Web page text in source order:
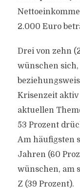
2.000 Euro
Drei von zehn
wünschen
Krisenzeit aktiv
aktuellen
53 Prozent
Am häufigsten
Jahren (60
wünschen, am
Z (39 Prozent).